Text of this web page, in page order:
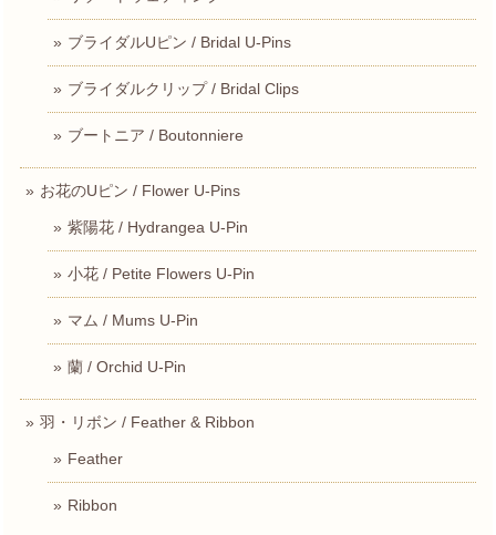
ブライダルUピン / Bridal U-Pins
ブライダルクリップ / Bridal Clips
ブートニア / Boutonniere
お花のUピン / Flower U-Pins
紫陽花 / Hydrangea U-Pin
小花 / Petite Flowers U-Pin
マム / Mums U-Pin
蘭 / Orchid U-Pin
羽・リボン / Feather & Ribbon
Feather
Ribbon